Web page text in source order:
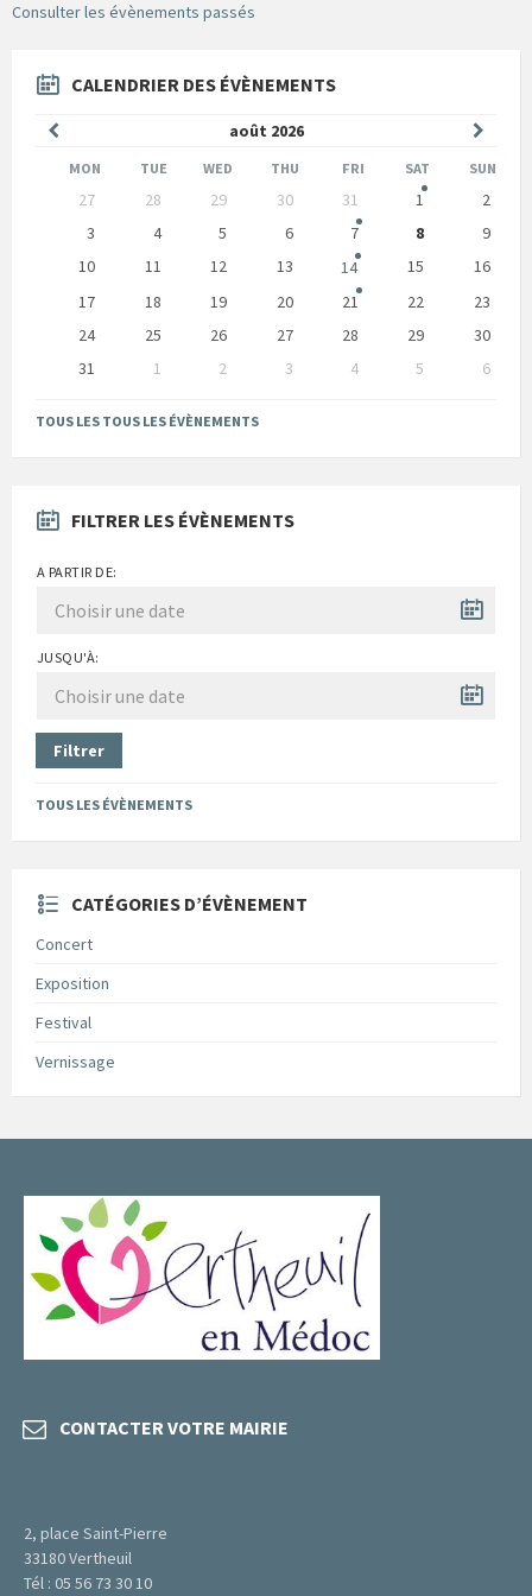
Consulter les évènements passés
CALENDRIER DES ÉVÈNEMENTS
août 2026
précédent
MON TUE WED THU FRI SAT SUN
calendar
27 28 29 30 31 1
2
3
4 5 6 7 8
9
10
11 12 13 14 15
16
17
18 19 20 21 22
23
24
25 26 27 28 29
30
31
1 2 3 4 5
6
to
calendar
TOUS LES TOUS LES ÉVÈNEMENTS
FILTRER LES ÉVÈNEMENTS
A PARTIR DE:
JUSQU'À:
Filtrer
TOUS LES ÉVÈNEMENTS
CATÉGORIES D’ÉVÈNEMENT
Concert
Exposition
Festival
Vernissage
CONTACTER VOTRE MAIRIE
2, place Saint-Pierre
33180 Vertheuil
Tél : 05 56 73 30 10